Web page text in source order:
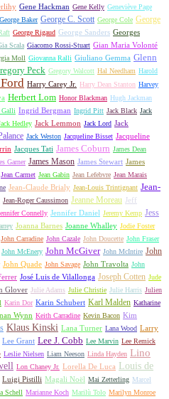
Gene Hackman Gene Kelly Geneviève Page
George Baker George C. Scott George Cole George
George Rigaud George Sanders Georges
Scala Giacomo Rossi-Stuart Gian Maria Volonté
Moll Giovanna Ralli Giuliano Gemma Glenn
Peck Gregory Walcott Hal Needham Harold
Harry Carey Jr. Harry Dean Stanton Harvey
Herbert Lom Honor Blackman Hugh Jackman
Galli Ingrid Bergman Ingrid Pitt Jack Black Jack
Hedley Jack Lemmon Jack Lord Jack
Jack Weston Jacqueline Bisset Jacqueline
Jacques Tati James Coburn James Dean
Garner James Mason James Stewart James
Jean Carmet Jean Gabin Jean Lefebvre Jean Marais
Jean-Claude Brialy Jean-Louis Trintignant Jean-
Jean-Roger Caussimon Jeanne Moreau Jeff
Connelly Jennifer Daniel Jeremy Kemp Jess
Joanna Barnes Joanne Whalley Jodie Foster
John Carradine John Cazale John Doucette John Fraser
John McEnery John McGiver John McIntire John
John Quade John Savage John Travolta John
José Luis de Vilallonga Joseph Cotten Jude
Glover Julie Adams Julie Christie Julie Harris Julien
Karin Dor Karin Schubert Karl Malden Katharine
Wynn Keith Carradine Kevin Bacon Kim
Klaus Kinski Lana Turner Lana Wood Larry
Lee Grant Lee J. Cobb Lee Marvin Lee Remick
Leslie Nielsen Liam Neeson Linda Hayden Lino
Lon Chaney Jr. Lorella De Luca
Louis de
Luigi Pistilli Magali Noël Mai Zetterling Marcel
Schell Marianne Koch Marilù Tolo Marilyn Monroe